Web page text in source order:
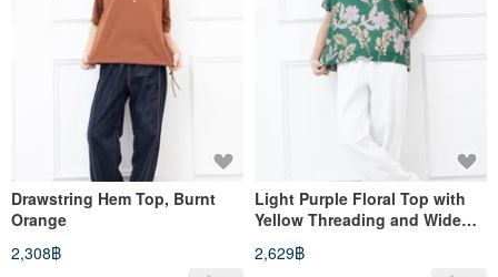
Drawstring Hem Top, Burnt
Orange
2,308฿
Light Purple Floral Top with
Yellow Threading and Wide
2,629฿